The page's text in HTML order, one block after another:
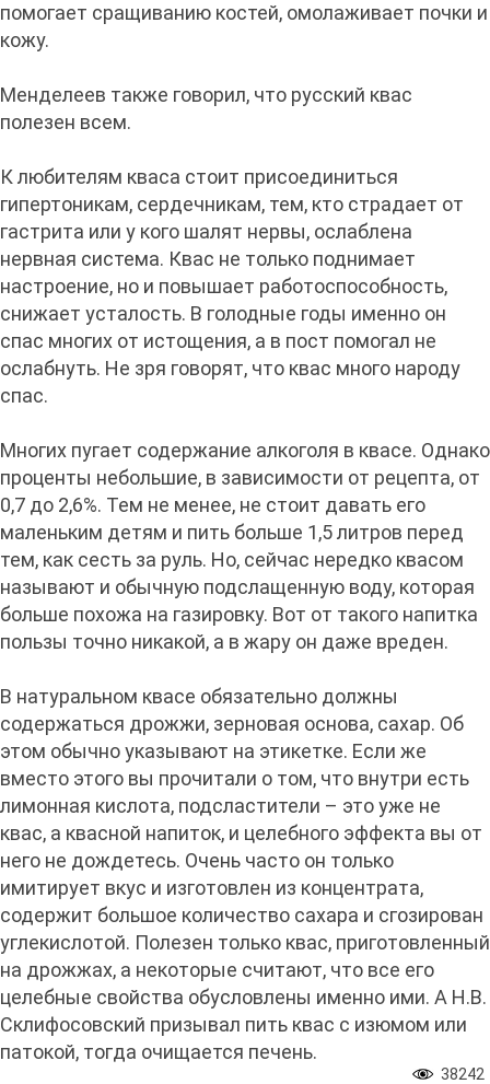
помогает сращиванию костей, омолаживает почки и
кожу.
Менделеев также говорил, что русский квас
полезен всем.
К любителям кваса стоит присоединиться
гипертоникам, сердечникам, тем, кто страдает от
гастрита или у кого шалят нервы, ослаблена
нервная система. Квас не только поднимает
настроение, но и повышает работоспособность,
снижает усталость. В голодные годы именно он
спас многих от истощения, а в пост помогал не
ослабнуть. Не зря говорят, что квас много народу
спас.
Многих пугает содержание алкоголя в квасе. Однако
проценты небольшие, в зависимости от рецепта, от
0,7 до 2,6%. Тем не менее, не стоит давать его
маленьким детям и пить больше 1,5 литров перед
тем, как сесть за руль. Но, сейчас нередко квасом
называют и обычную подслащенную воду, которая
больше похожа на газировку. Вот от такого напитка
пользы точно никакой, а в жару он даже вреден.
В натуральном квасе обязательно должны
содержаться дрожжи, зерновая основа, сахар. Об
этом обычно указывают на этикетке. Если же
вместо этого вы прочитали о том, что внутри есть
лимонная кислота, подсластители – это уже не
квас, а квасной напиток, и целебного эффекта вы от
него не дождетесь. Очень часто он только
имитирует вкус и изготовлен из концентрата,
содержит большое количество сахара и сгозирован
углекислотой. Полезен только квас, приготовленный
на дрожжах, а некоторые считают, что все его
целебные свойства обусловлены именно ими. А Н.В.
Склифосовский призывал пить квас с изюмом или
патокой, тогда очищается печень.
38242